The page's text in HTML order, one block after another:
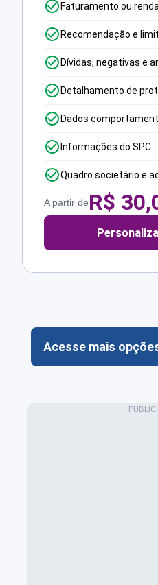
Faturamento ou
Recomendação e
Dívidas, negativas e
Detalhamento de
Dados
Informações do SPC
Quadro societário e
A partir deR$
Acesse mais